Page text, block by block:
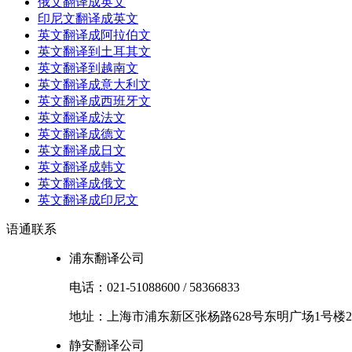
印尼文翻译成英文
英文翻译成阿拉伯文
英文翻译到土耳其文
英文翻译到越南文
英文翻译成意大利文
英文翻译成西班牙文
英文翻译成法文
英文翻译成德文
英文翻译成日文
英文翻译成韩文
英文翻译成俄文
英文翻译成印尼文
语通联系
浦东翻译公司
电话： 021-51088600 / 58366833
地址： 上海市浦东新区张杨路628号东明广场1号楼
静安翻译公司